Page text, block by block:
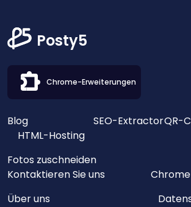
Posty5
Chrome-Erweiterungen
Blog SEO-ExtractorQR-
HTML-Hosting
Fotos zuschneiden
Kontaktieren Sie uns
Über uns